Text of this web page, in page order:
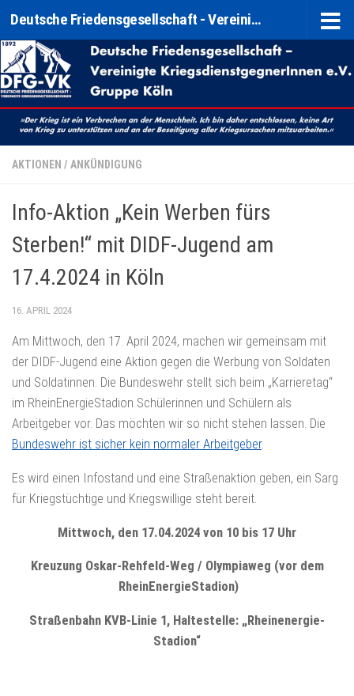
Zum Inhalt springen Deutsche Friedensgesellschaft - Vereinigte KriegsdienstgegnerInnen e. V. (DFG-VK) Gruppe Köln
AKTIONEN / ANKÜNDIGUNG
Info-Aktion „Kein Werben fürs
Sterben!“ mit DIDF-Jugend am
17.4.2024 in Köln
16. APRIL 2024
Am Mittwoch, den 17. April 2024, machen wir gemeinsam mit
der DIDF-Jugend eine Aktion gegen die Werbung von Soldaten
und Soldatinnen. Die Bundeswehr stellt sich beim „Karrieretag“
im RheinEnergieStadion Schülerinnen und Schülern als
Arbeitgeber vor. Das möchten wir so nicht stehen lassen. Die
Bundeswehr ist sicher kein normaler Arbeitgeber.
Es wird einen Infostand und eine Straßenaktion geben, ein Sarg
für Kriegstüchtige und Kriegswillige steht bereit.
Mittwoch, den 17.04.2024 von 10 bis 17 Uhr
Kreuzung Oskar-Rehfeld-Weg / Olympiaweg (vor dem
RheinEnergieStadion)
Straßenbahn KVB-Linie 1, Haltestelle: „Rheinenergie-
Stadion“